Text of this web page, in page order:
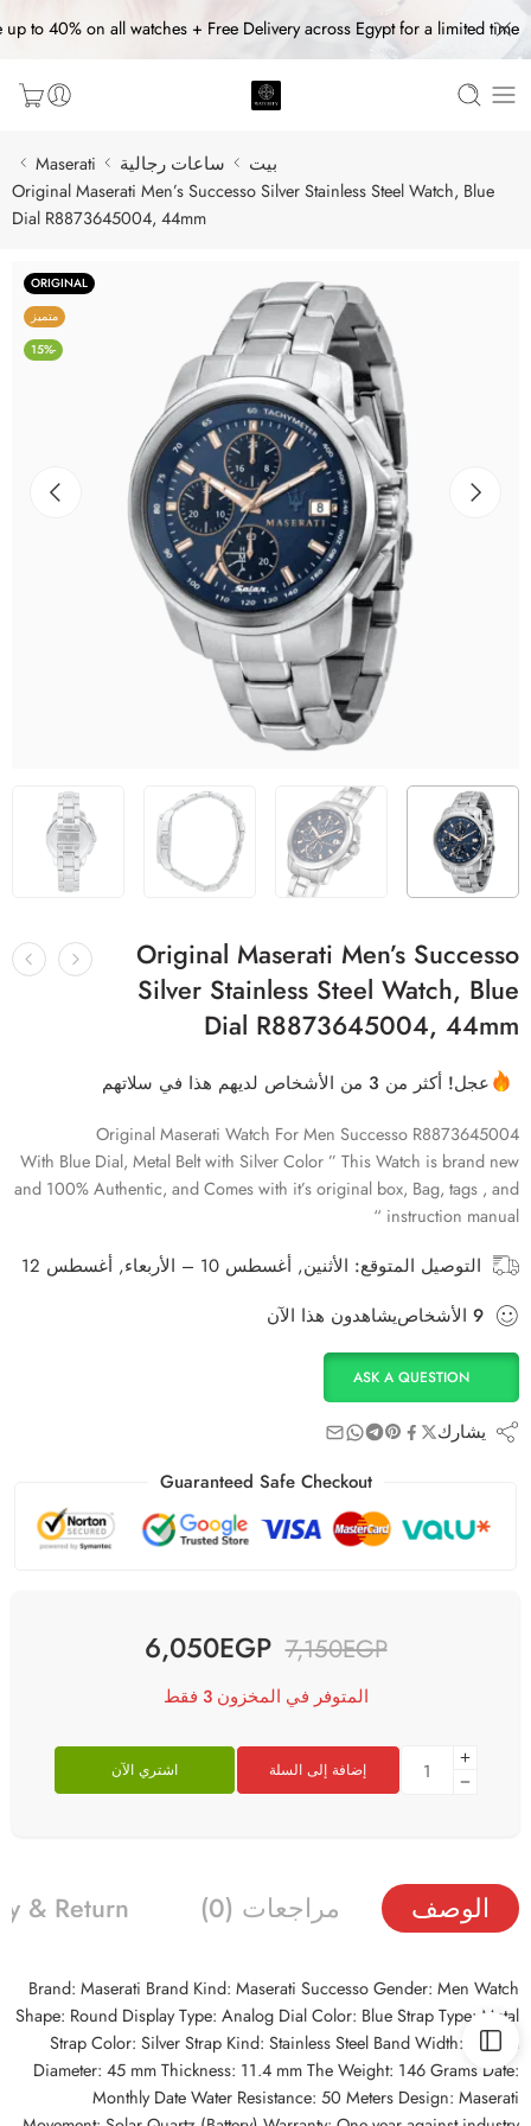
up to 40% on all watches + Free Delivery across Egypt for a limited time
بيت ساعات رجالية
Maserati
Original Maserati Men’s Successo Silver Stainless Steel Watch, Blue
Dial R8873645004, 44mm
ORIGINAL
متميز
-15%
Original Maserati Men’s Successo
Silver Stainless Steel Watch, Blue
Dial R8873645004, 44mm
عجل! أكثر من 3 من الأشخاص لديهم هذا في سلاتهم
Original Maserati Watch For Men Successo R8873645004
With Blue Dial, Metal Belt with Silver Color ” This Watch is brand new
and 100% Authentic, and Comes with it’s original box, Bag, tags , and
instruction manual “
التوصيل المتوقع: الأثنين, أغسطس 10 – الأربعاء, أغسطس 12
9 الأشخاصيشاهدون هذا الآن
ASK A QUESTION
يشارك
Guaranteed Safe Checkout
7,150EGP
6,050EGP
المتوفر في المخزون 3 فقط
إضافة إلى السلة اشتري الآن
الوصف مراجعات (0) & Return
Brand: Maserati Brand Kind: Maserati Successo Gender: Men Watch
Shape: Round Display Type: Analog Dial Color: Blue Strap Type: Metal
Strap Color: Silver Strap Kind: Stainless Steel Band Width: 20 mm
Diameter: 45 mm Thickness: 11.4 mm The Weight: 146 Grams Date:
Monthly Date Water Resistance: 50 Meters Design: Maserati